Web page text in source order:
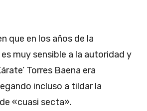
que en los años de la
muy sensible a la autoridad y
Torres Baena era
incluso a tildar la
«cuasi secta».